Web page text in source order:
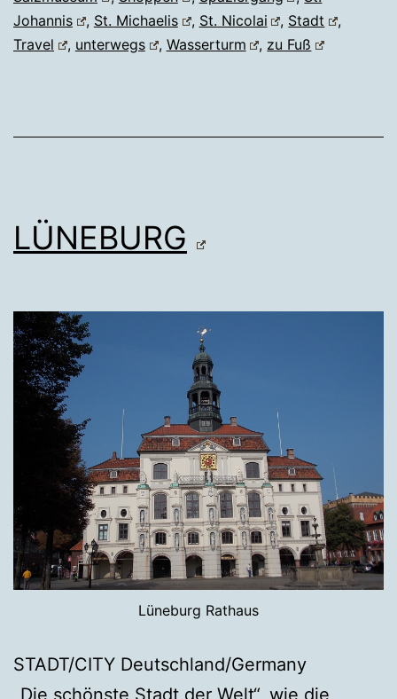
Johannis
, St. Michaelis , St. Nicolai , Stadt
,
Travel
, unterwegs , Wasserturm , zu Fuß
LÜNEBURG
Lüneburg Rathaus
STADT/CITY Deutschland/Germany
„Die schönste Stadt der Welt“, wie die